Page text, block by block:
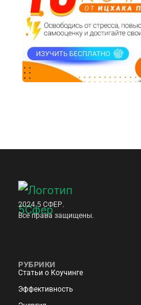
2024 5 СФЕР.
Все права защищены.
РУБРИКИ
Статьи о Коучинге
Эффективность